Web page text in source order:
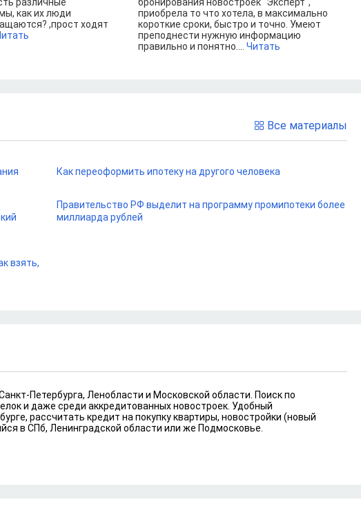
как их люди
,прост ходят
приобрела то что хотела, в максимально
короткие сроки, быстро и точно. Умеют
преподнести нужную информацию
правильно и понятно.... Читать
Все материалы
взять,
Как переоформить ипотеку на другого человека
Правительство РФ выделит на программу промипотеки более
миллиарда рублей
Петербурга, Ленобласти и Московской области. Поиск по
и даже среди аккредитованных новостроек. Удобный
рассчитать кредит на покупку квартиры, новостройки (новый
в СПб, Ленинградской области или же Подмосковье.